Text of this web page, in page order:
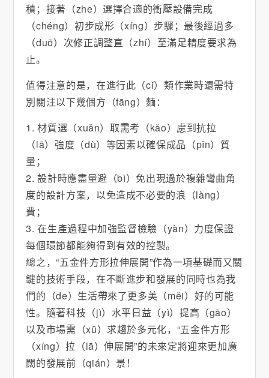
積；接著（zhe）選擇合適的衝壓設備完成
（chéng）初步成形（xíng）步驟；最後經過多
（duō）次修正調整直（zhí）至滿足精度要求為
止。
值得注意的是，在進行此（cǐ）類作業時還需特
別關注以下幾個方（fāng）麵：
1. 材質選（xuǎn）取需考（kǎo）慮到抗拉
（lā）強度（dù）等因素以確保成品（pǐn）質
量；
2. 設計時應盡量避（bì）免出現過於複雜彎曲角
度的設計方案，以免造成不必要的浪（làng）
費；
3. 在生產過程中加強監督檢驗（yàn）力度保證
每個環節都能夠得到有效的控製。
總之，“五金件方形拉伸展開”作為一項基礎而又關
鍵的技術手段，在不斷進步和發展的同時也為我
們的（de）生活帶來了更多美（měi）好的可能
性。隨著科技（jì）水平日益（yì）提高（gāo）
以及市場需（xū）求趨於多元化，“五金件方形
（xíng）拉（lā）伸展開”的未來定將迎來更加廣
闊的發展前（qián）景！